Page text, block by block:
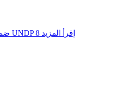
مشروع الإدارة البيئية SEMP ضمن إطار التعاون الثالث بين الكويت وبرنامج UNDP8 إقرأ المزيد